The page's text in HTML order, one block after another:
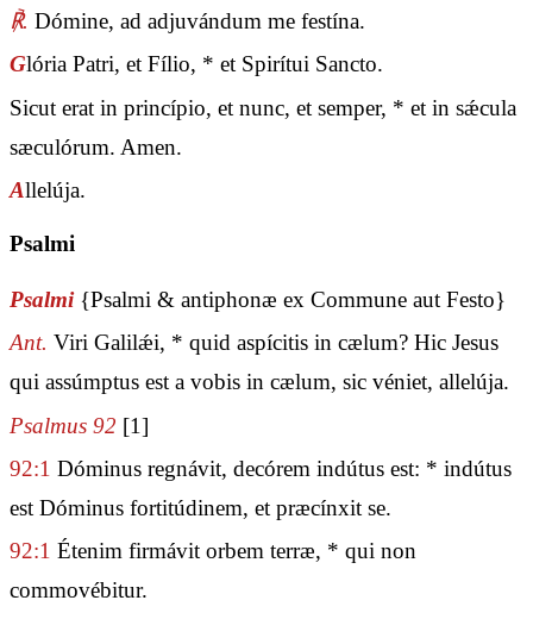
℟. Dómine, ad adjuvándum me festína.
Glória Patri, et Fílio, * et Spirítui Sancto.
Sicut erat in princípio, et nunc, et semper, * et in sǽcula
sæculórum. Amen.
Allelúja.
Psalmi
Psalmi {Psalmi & antiphonæ ex Commune aut Festo}
Ant. Viri Galilǽi, * quid aspícitis in cælum? Hic Jesus
qui assúmptus est a vobis in cælum, sic véniet, allelúja.
Psalmus 92 [1]
92:1 Dóminus regnávit, decórem indútus est: * indútus
est Dóminus fortitúdinem, et præcínxit se.
92:1 Étenim firmávit orbem terræ, * qui non
commovébitur.